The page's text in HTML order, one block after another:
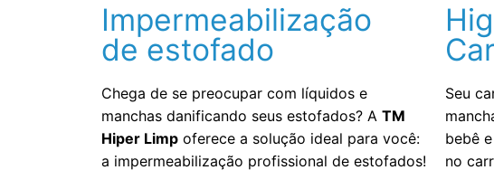
Impermeabilização
de estofado
Chega de se preocupar com líquidos e
manchas danificando seus estofados? A TM
Hiper Limp oferece a solução ideal para você:
a impermeabilização profissional de estofados!
Seu
bebê
no